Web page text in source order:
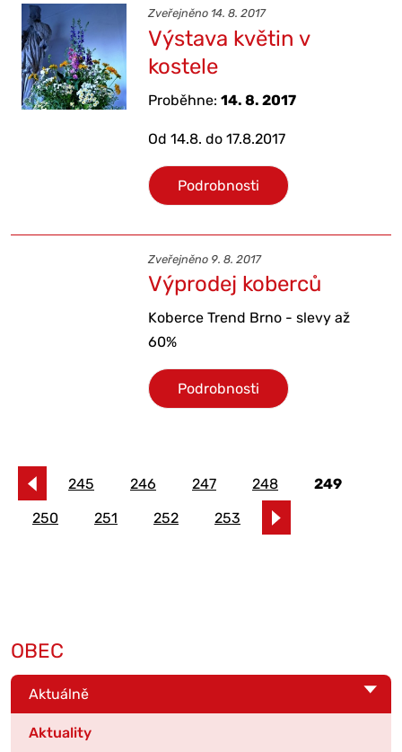
Zveřejněno 14. 8. 2017
Výstava květin v
kostele
Proběhne:14. 8. 2017
Od 14.8. do 17.8.2017
Podrobnosti
Zveřejněno 9. 8. 2017
Výprodej koberců
Koberce Trend Brno - slevy až
60%
Podrobnosti
245 246 247 248
249
250
251 252 253
OBEC
Aktuálně
Aktuality